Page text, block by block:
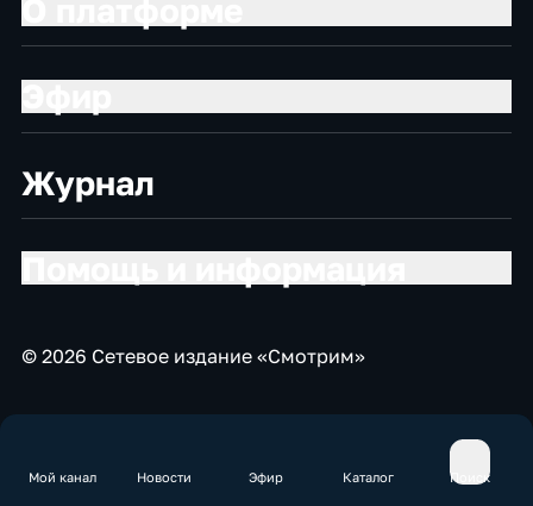
Мой канал Новости Эфир Каталог Поиск
Журнал
© 2026 Сетевое издание «Смотрим»